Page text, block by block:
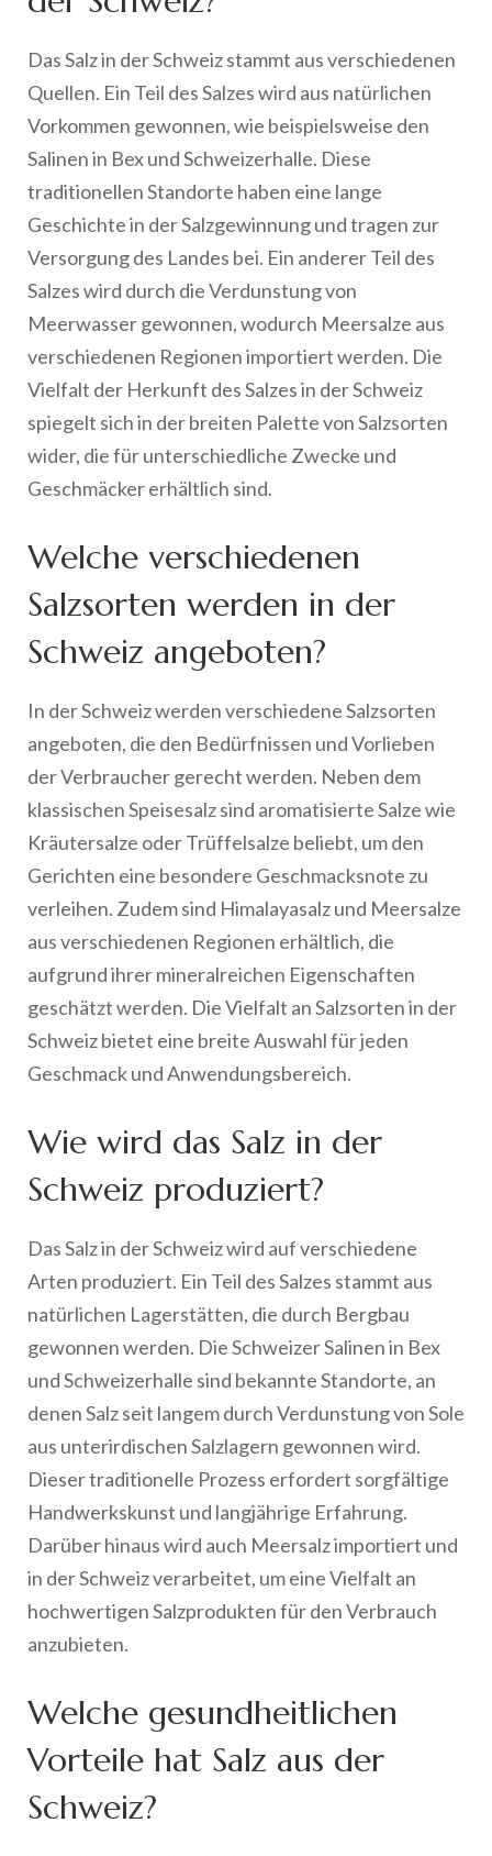
Das Salz in der Schweiz stammt aus verschiedenen
Quellen. Ein Teil des Salzes wird aus natürlichen
Vorkommen gewonnen, wie beispielsweise den
Salinen in Bex und Schweizerhalle. Diese
traditionellen Standorte haben eine lange
Geschichte in der Salzgewinnung und tragen zur
Versorgung des Landes bei. Ein anderer Teil des
Salzes wird durch die Verdunstung von
Meerwasser gewonnen, wodurch Meersalze aus
verschiedenen Regionen importiert werden. Die
Vielfalt der Herkunft des Salzes in der Schweiz
spiegelt sich in der breiten Palette von Salzsorten
wider, die für unterschiedliche Zwecke und
Geschmäcker erhältlich sind.
Welche verschiedenen
Salzsorten werden in der
Schweiz angeboten?
In der Schweiz werden verschiedene Salzsorten
angeboten, die den Bedürfnissen und Vorlieben
der Verbraucher gerecht werden. Neben dem
klassischen Speisesalz sind aromatisierte Salze wie
Kräutersalze oder Trüffelsalze beliebt, um den
Gerichten eine besondere Geschmacksnote zu
verleihen. Zudem sind Himalayasalz und Meersalze
aus verschiedenen Regionen erhältlich, die
aufgrund ihrer mineralreichen Eigenschaften
geschätzt werden. Die Vielfalt an Salzsorten in der
Schweiz bietet eine breite Auswahl für jeden
Geschmack und Anwendungsbereich.
Wie wird das Salz in der
Schweiz produziert?
Das Salz in der Schweiz wird auf verschiedene
Arten produziert. Ein Teil des Salzes stammt aus
natürlichen Lagerstätten, die durch Bergbau
gewonnen werden. Die Schweizer Salinen in Bex
und Schweizerhalle sind bekannte Standorte, an
denen Salz seit langem durch Verdunstung von Sole
aus unterirdischen Salzlagern gewonnen wird.
Dieser traditionelle Prozess erfordert sorgfältige
Handwerkskunst und langjährige Erfahrung.
Darüber hinaus wird auch Meersalz importiert und
in der Schweiz verarbeitet, um eine Vielfalt an
hochwertigen Salzprodukten für den Verbrauch
anzubieten.
Welche gesundheitlichen
Vorteile hat Salz aus der
Schweiz?